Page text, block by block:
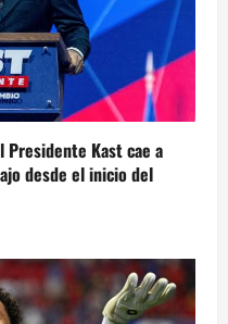
Presidente Kast cae a
desde el inicio del